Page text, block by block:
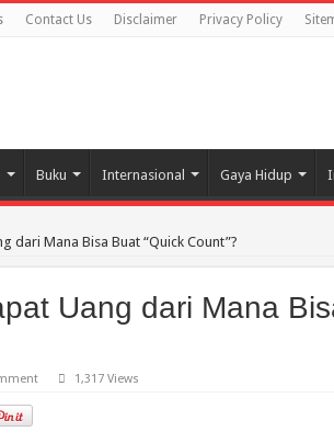
Contact Us Disclaimer Privacy Policy
Buku Internasional Gaya Hidup
dari Mana Bisa Buat “Quick Count”?
Uang dari Mana
1,317 Views